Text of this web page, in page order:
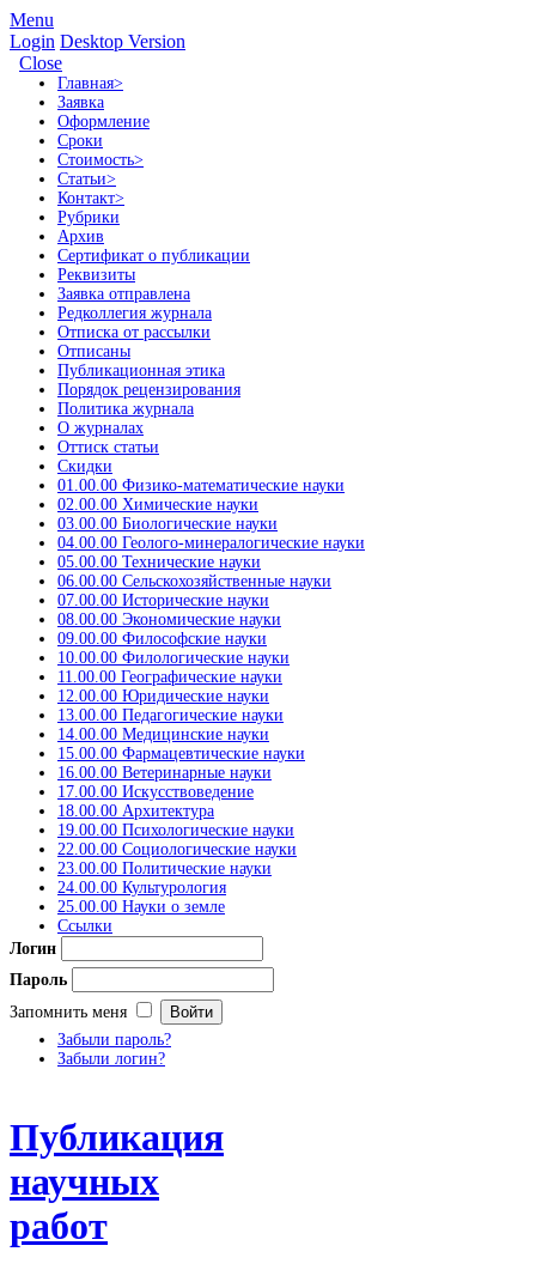
Menu
Login Desktop Version
Close
Главная>
Заявка
Оформление
Сроки
Стоимость>
Статьи>
Контакт>
Рубрики
Архив
Сертификат о публикации
Реквизиты
Заявка отправлена
Редколлегия журнала
Отписка от рассылки
Отписаны
Публикационная этика
Порядок рецензирования
Политика журнала
О журналах
Оттиск статьи
Скидки
01.00.00 Физико-математические науки
02.00.00 Химические науки
03.00.00 Биологические науки
04.00.00 Геолого-минералогические науки
05.00.00 Технические науки
06.00.00 Сельскохозяйственные науки
07.00.00 Исторические науки
08.00.00 Экономические науки
09.00.00 Философские науки
10.00.00 Филологические науки
11.00.00 Географические науки
12.00.00 Юридические науки
13.00.00 Педагогические науки
14.00.00 Медицинские науки
15.00.00 Фармацевтические науки
16.00.00 Ветеринарные науки
17.00.00 Искусствоведение
18.00.00 Архитектура
19.00.00 Психологические науки
22.00.00 Социологические науки
23.00.00 Политические науки
24.00.00 Культурология
25.00.00 Науки о земле
Ссылки
Логин
Пароль
Запомнить меня
Забыли пароль?
Забыли логин?
Публикация
научных
работ